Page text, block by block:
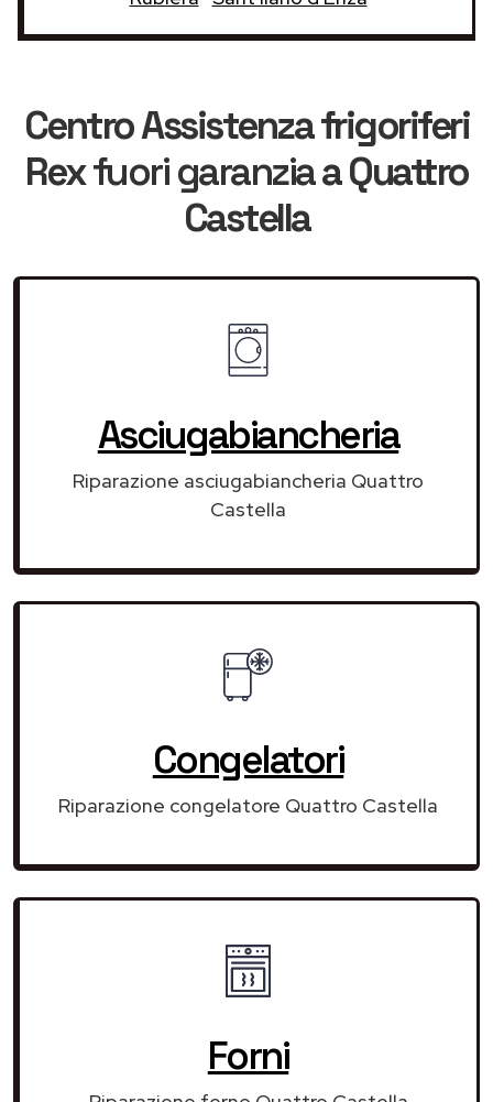
Centro Assistenza frigoriferi
Rexfuori garanziaa Quattro
Castella
Asciugabiancheria
Riparazione asciugabiancheria Quattro
Castella
Congelatori
Riparazione congelatore Quattro Castella
Forni